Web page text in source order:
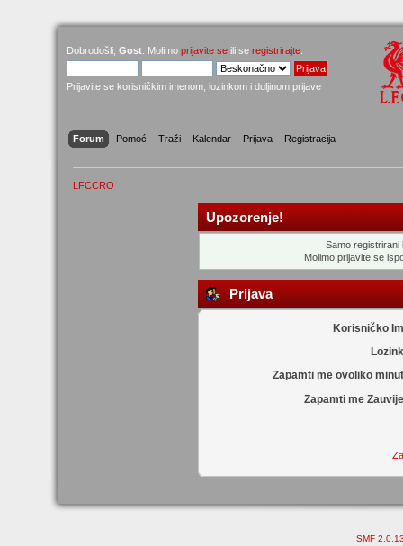
Dobrodošli, Gost . Molimo prijavite se ili se registrirajte
Prijavite se korisničkim imenom, lozinkom i duljinom prijave
Forum Pomoć Traži Kalendar Prijava Registracija
LFCCRO
Upozorenje!
Samo registrirani
Molimo prijavite se
Prijava
Korisničko
Zapamti me ovoliko
Zapamti me
SMF